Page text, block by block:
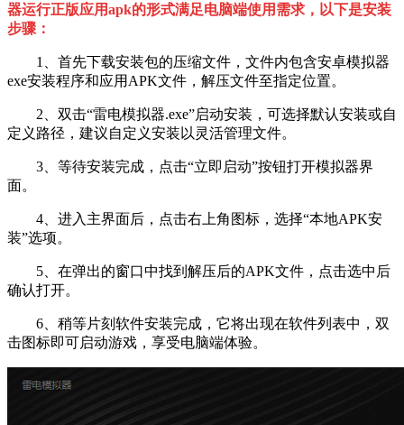
器运行正版应用apk的形式满足电脑端使用需求，以下是安装
步骤：
1、首先下载安装包的压缩文件，文件内包含安卓模拟器
exe安装程序和应用APK文件，解压文件至指定位置。
2、双击“雷电模拟器.exe”启动安装，可选择默认安装或自
定义路径，建议自定义安装以灵活管理文件。
3、等待安装完成，点击“立即启动”按钮打开模拟器界
面。
4、进入主界面后，点击右上角图标，选择“本地APK安
装”选项。
5、在弹出的窗口中找到解压后的APK文件，点击选中后
确认打开。
6、稍等片刻软件安装完成，它将出现在软件列表中，双
击图标即可启动游戏，享受电脑端体验。